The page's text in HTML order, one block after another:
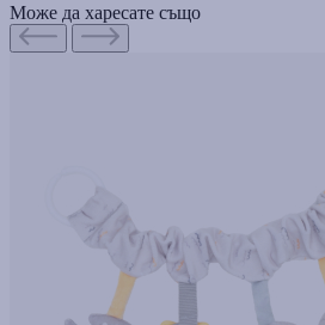
Може да харесате също